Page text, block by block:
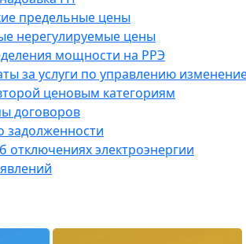
предельные цены
нерегулируемые цены
мощности на РРЭ
за услуги по управлению
ценовым категориям
договоров
задолженности
отключениях электроэнергии